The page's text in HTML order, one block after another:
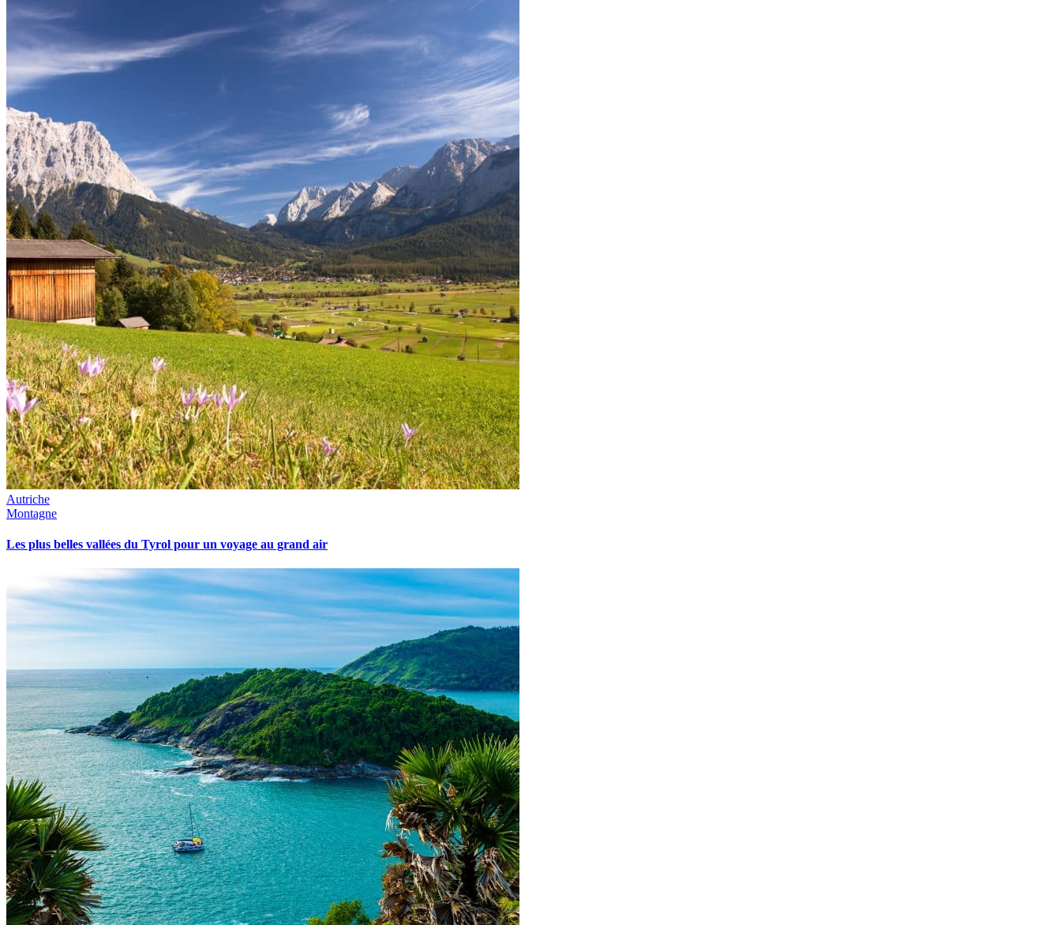
Autriche
Montagne
Les plus belles vallées du Tyrol pour un voyage au grand air